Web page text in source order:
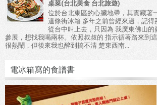
桌菜(台北美食 台北旅遊)
位於台北東區的心臟地帶，其實藏著
這條街冰箱 多年之前曾經來過，記得
從台中叫上去，只因為 我廣東佛山的
參展，想找我喝兩杯。依照叔叔的 指示循著路來到
很熱鬧，但後來我也醉到搞不清 楚東西南...
電冰箱寫的食譜書